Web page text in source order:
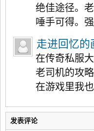
绝佳途径。
唾手可得。
走进回忆的
在传奇私服
老司机的攻
在游戏里我
发表评论